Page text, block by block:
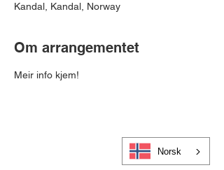
Kandal, Kandal, Norway
Om arrangementet
Meir info kjem!
Norsk